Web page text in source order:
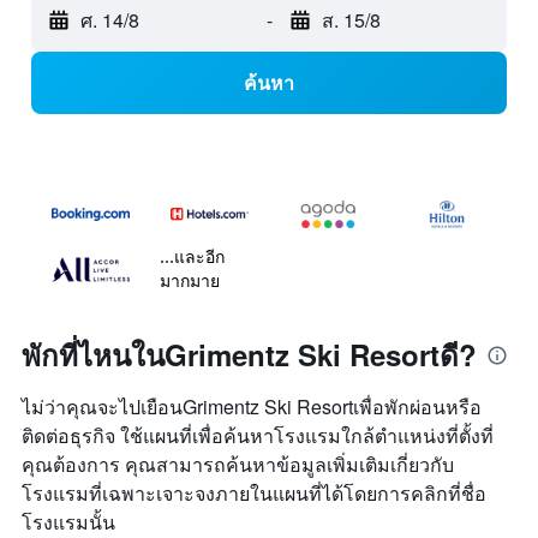
ศ. 14/8 - ส. 15/8
ค้นหา
...และอีก
มากมาย
พักที่ไหนในGrimentz Ski Resortดี?
ไม่ว่าคุณจะไปเยือนGrimentz Ski Resortเพื่อพักผ่อนหรือ
ติดต่อธุรกิจ ใช้แผนที่เพื่อค้นหาโรงแรมใกล้ตำแหน่งที่ตั้งที่
คุณต้องการ คุณสามารถค้นหาข้อมูลเพิ่มเติมเกี่ยวกับ
โรงแรมที่เฉพาะเจาะจงภายในแผนที่ได้โดยการคลิกที่ชื่อ
โรงแรมนั้น